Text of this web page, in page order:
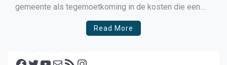
gemeente als tegemoetkoming in de kosten die een
fractie maakt om te kunnen functioneren. Wel moet elk
jaar over deze vergoeding verantwoording worden
Read More
Facebook Twitter YouTube E-mail RSS feed